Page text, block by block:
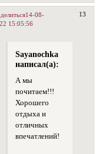
13
14-08-
15:05:56
Sayanochka
написал(а):
А мы
почитаем!!!
Хорошего
отдыха и
отличных
впечатлений!